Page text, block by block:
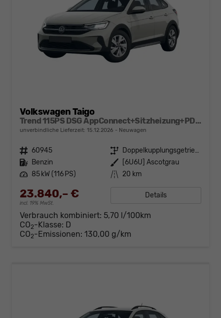
Volkswagen Taigo
Trend 115PS DSG AppConnect+Sitzheizung+PDC+Alu16+LED+DAB+FrontAssist
unverbindliche Lieferzeit: 15.12.2026 Neuwagen
Fahrzeugnr. 60945 Getriebe
Doppelkupplungsgetriebe (DSG)
Kraftstoff Benzin Außenfarbe
[6U6U] Ascotgrau
Leistung 85 kW (116 PS) Kilometerstand 20 km
23.840,– €
incl. 19% MwSt.
Details
Verbrauch kombiniert: 5,70 l/100km
CO2-Klasse: D
CO2-Emissionen: 130,00 g/km